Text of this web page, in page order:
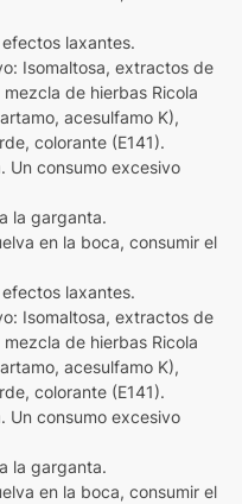
laxantes.
Isomaltosa, extractos de
de hierbas Ricola
acesulfamo K),
colorante (E141).
Un consumo excesivo
la garganta.
en la boca, consumir el
laxantes.
Isomaltosa, extractos de
de hierbas Ricola
acesulfamo K),
colorante (E141).
Un consumo excesivo
la garganta.
en la boca, consumir el